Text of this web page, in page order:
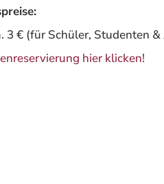
3 € (für Schüler, Studenten &
hier klicken!